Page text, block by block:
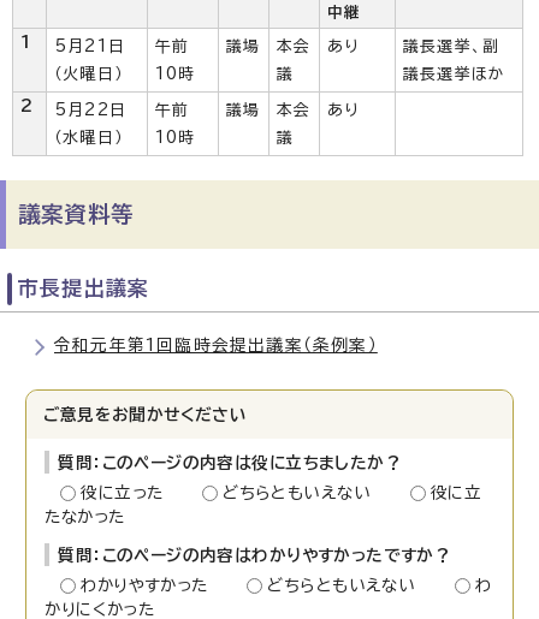
中継
1
5月21日
（火曜日）
午前
10時
議場
本会
議
あり
議長選挙、副
議長選挙ほか
2
5月22日
（水曜日）
午前
10時
議場
本会
議
あり
議案資料等
市長提出議案
令和元年第1回臨時会提出議案（条例案）
ご意見をお聞かせください
質問：このページの内容は役に立ちましたか？
役に立った
どちらともいえない
役に立
たなかった
質問：このページの内容はわかりやすかったですか？
わかりやすかった
どちらともいえない
わ
かりにくかった